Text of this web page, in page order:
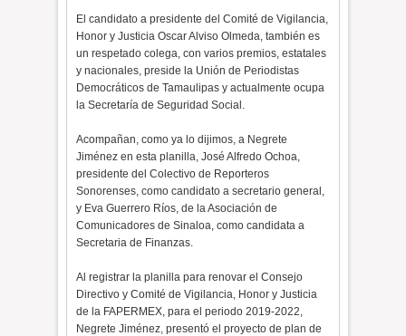
El candidato a presidente del Comité de Vigilancia,
Honor y Justicia Oscar Alviso Olmeda, también es
un respetado colega, con varios premios, estatales
y nacionales, preside la Unión de Periodistas
Democráticos de Tamaulipas y actualmente ocupa
la Secretaría de Seguridad Social.
Acompañan, como ya lo dijimos, a Negrete
Jiménez en esta planilla, José Alfredo Ochoa,
presidente del Colectivo de Reporteros
Sonorenses, como candidato a secretario general,
y Eva Guerrero Ríos, de la Asociación de
Comunicadores de Sinaloa, como candidata a
Secretaria de Finanzas.
Al registrar la planilla para renovar el Consejo
Directivo y Comité de Vigilancia, Honor y Justicia
de la FAPERMEX, para el periodo 2019-2022,
Negrete Jiménez, presentó el proyecto de plan de